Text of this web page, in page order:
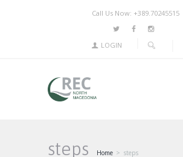
Call Us Now: +389.70245515
LOGIN
steps Home steps